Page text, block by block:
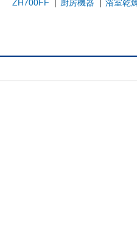
ZH700FF
| 厨房機器 | 浴室乾